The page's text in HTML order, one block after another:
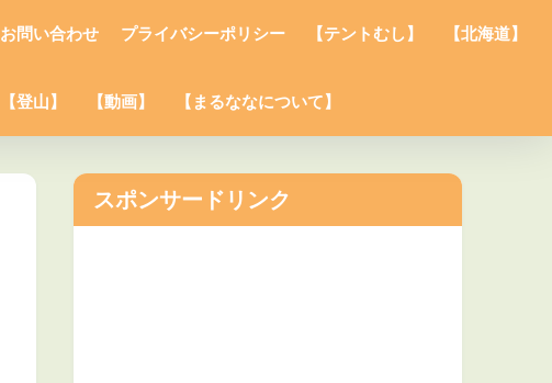
お問い合わせ プライバシーポリシー 【テントむし】 【北海道】
【登山】 【動画】 【まるななについて】
スポンサードリンク